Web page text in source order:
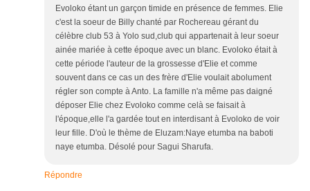
Evoloko étant un garçon timide en présence de femmes. Elie
c'est la soeur de Billy chanté par Rochereau gérant du
célèbre club 53 à Yolo sud,club qui appartenait à leur soeur
ainée mariée à cette époque avec un blanc. Evoloko était à
cette période l'auteur de la grossesse d'Elie et comme
souvent dans ce cas un des frère d'Elie voulait abolument
régler son compte à Anto. La famille n'a même pas daigné
déposer Elie chez Evoloko comme celà se faisait à
l'époque,elle l'a gardée tout en interdisant à Evoloko de voir
leur fille. D'où le thème de Eluzam:Naye etumba na baboti
naye etumba. Désolé pour Sagui Sharufa.
Répondre